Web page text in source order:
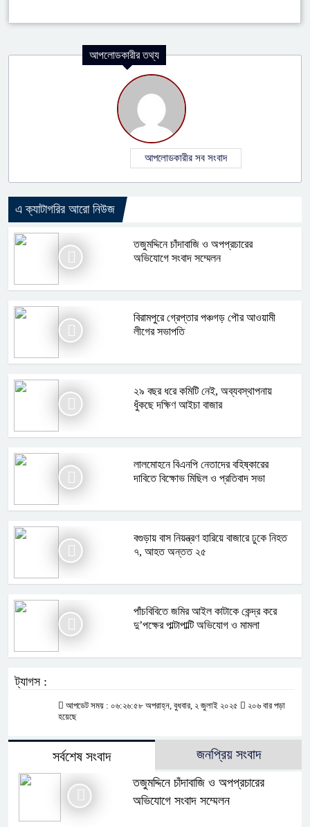
আপলোডকারীর তথ্য
আপলোডকারীর সব সংবাদ
এ ক্যাটাগরির আরো নিউজ
তজুমদ্দিনে চাঁদাবাজি ও অপপ্রচারের
অভিযোগে সংবাদ সম্মেলন
বিরামপুরে গ্রেপ্তার পঞ্চগড় পৌর আওয়ামী
লীগের সভাপতি
২৯ বছর ধরে কমিটি নেই, অব্যবস্থাপনায়
ধুঁকছে দক্ষিণ আইচা বাজার
লালমোহনে বিএনপি নেতাদের বহিষ্কারের
দাবিতে বিক্ষোভ মিছিল ও প্রতিবাদ সভা
বগুড়ায় বাস নিয়ন্ত্রণ হারিয়ে বাজারে ঢুকে নিহত
৭, আহত অন্তত ২৫
পাঁচবিবিতে জমির আইল কাটাকে কেন্দ্র করে
দু’পক্ষের পাল্টাপাল্টি অভিযোগ ও মামলা
ট্যাগস :
আপডেট সময় : ০৬:২৬:৫৮ অপরাহ্ন, বুধবার, ২ জুলাই ২০২৫
২০৬ বার পড়া
হয়েছে
সর্বশেষ সংবাদ জনপ্রিয় সংবাদ
তজুমদ্দিনে চাঁদাবাজি ও অপপ্রচারের
অভিযোগে সংবাদ সম্মেলন